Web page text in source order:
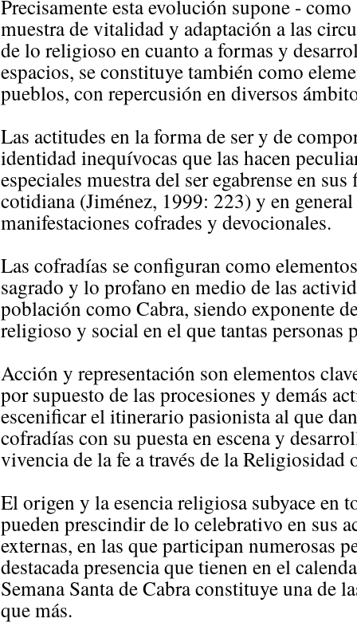
Precisamente esta evolución supone -
muestra de vitalidad y adaptación a las
de lo religioso en cuanto a formas y
espacios, se constituye también como
pueblos, con repercusión en diversos
Las actitudes en la forma de ser y de
identidad inequívocas que las hacen
especiales muestra del ser egabrense en
cotidiana (Jiménez, 1999: 223) y en
manifestaciones cofrades y devocionales.
Las cofradías se configuran como
sagrado y lo profano en medio de las
población como Cabra, siendo exponente
religioso y social en el que tantas personas
Acción y representación son elementos
por supuesto de las procesiones y demás
escenificar el itinerario pasionista al que
cofradías con su puesta en escena y
vivencia de la fe a través de la Religiosidad
El origen y la esencia religiosa subyace en
pueden prescindir de lo celebrativo en sus
externas, en las que participan numerosas
destacada presencia que tienen en el
Semana Santa de Cabra constituye una de
que más.